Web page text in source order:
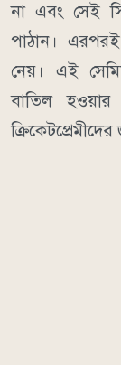
না এবং সেই
পাঠান।
নেয়। এই
বাতিল